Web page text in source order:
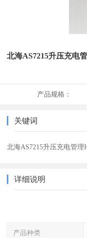
北海AS7215升压充电
产品规格：
关键词
北海AS7215升压充电管理
详细说明
产品种类